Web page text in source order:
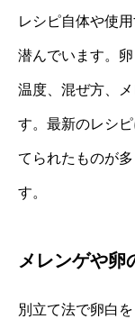
レシピ自体や使
潜んでいます。
温度、混ぜ方、
す。最新のレシ
てられたものが
す。
メレンゲや卵
別立て法で卵白